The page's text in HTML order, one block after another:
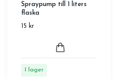
Spraypump till 1 liters
flaska
15 kr
I lager